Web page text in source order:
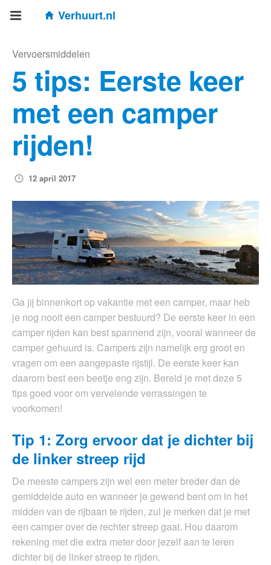
Verhuurt.nl
Vervoersmiddelen
5 tips: Eerste keer
met een camper
rijden!
12 april 2017
Ga jij binnenkort op vakantie met een camper, maar heb
je nog nooit een camper bestuurd? De eerste keer in een
camper rijden kan best spannend zijn, vooral wanneer de
camper gehuurd is. Campers zijn namelijk erg groot en
vragen om een aangepaste rijstijl. De eerste keer kan
daarom best een beetje eng zijn. Bereid je met deze 5
tips goed voor om vervelende verrassingen te
voorkomen!
Tip 1: Zorg ervoor dat je dichter bij
de linker streep rijd
De meeste campers zijn wel een meter breder dan de
gemiddelde auto en wanneer je gewend bent om in het
midden van de rijbaan te rijden, zul je merken dat je met
een camper over de rechter streep gaat. Hou daarom
rekening met die extra meter door jezelf aan te leren
dichter bij de linker streep te rijden.